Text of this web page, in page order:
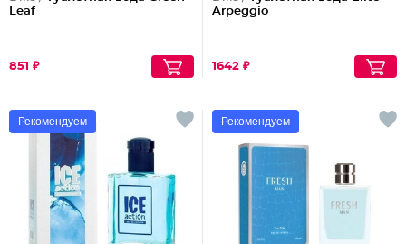
Leaf
851 ₽
Arpeggio
1642 ₽
Рекомендуем Рекомендуем